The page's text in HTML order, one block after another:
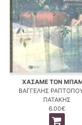
ΧΑΣΑΜΕ ΤΟΝ
ΒΑΓΓΕΛΗΣ
ΠΑΤΑΚΗΣ
6.00€